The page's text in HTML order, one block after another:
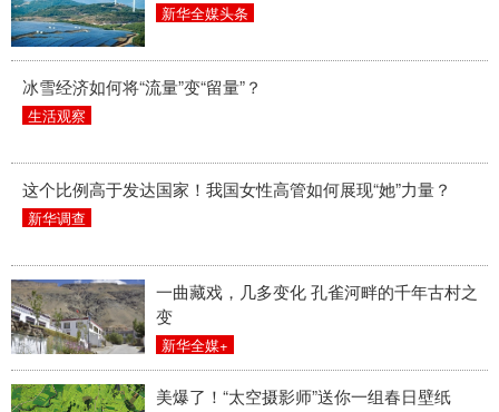
新华全媒头条
冰雪经济如何将“流量”变“留量”？
生活观察
这个比例高于发达国家！我国女性高管如何展现“她”力量？
新华调查
一曲藏戏，几多变化 孔雀河畔的千年古村之
变
新华全媒+
美爆了！“太空摄影师”送你一组春日壁纸